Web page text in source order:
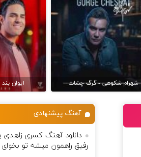
شهرام شکوهی - گرگ چشات ایوان
آهنگ پیشنهادی
دانلود آهنگ کسری زاهدی
رفیق راهمون میشه تو